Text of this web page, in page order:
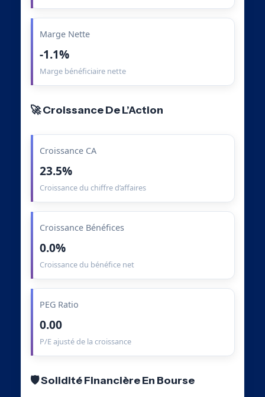
Marge Nette
-1.1%
Marge bénéficiaire nette
🚀 Croissance De L’Action
Croissance CA
23.5%
Croissance du chiffre d’affaires
Croissance Bénéfices
0.0%
Croissance du bénéfice net
PEG Ratio
0.00
P/E ajusté de la croissance
🛡️ Solidité Financière En Bourse